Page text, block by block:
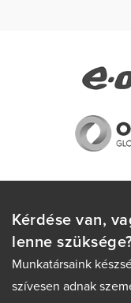
Kérdése van,
lenne
Munkatársaink
szívesen adnak